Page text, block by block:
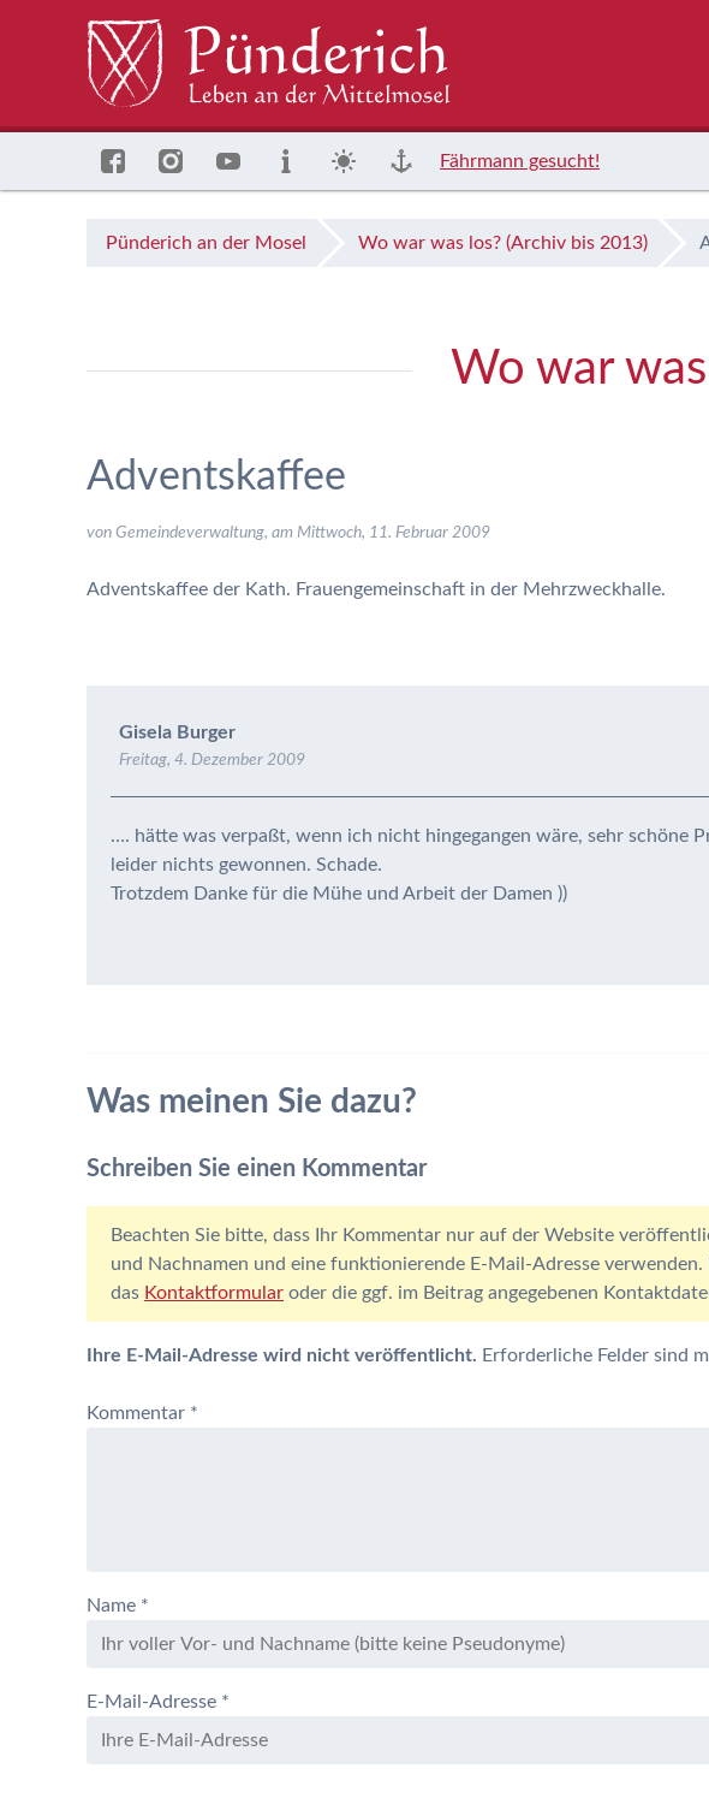
Fährmann gesucht!
Pünderich an der Mosel Wo war was los? (Archiv bis 2013)
Wo war
Adventskaffee
von Gemeindeverwaltung, am Mittwoch, 11. Februar 2009
Adventskaffee der Kath. Frauengemeinschaft in der Mehrzweckhalle.
Gisela Burger
Freitag, 4. Dezember 2009
…. hätte was verpaßt, wenn ich nicht hingegangen wäre, sehr schöne
leider nichts gewonnen. Schade.
Trotzdem Danke für die Mühe und Arbeit der Damen ))
Was meinen Sie dazu?
Schreiben Sie einen Kommentar
Beachten Sie bitte, dass Ihr Kommentar nur auf der Website
und Nachnamen und eine funktionierende E-Mail-Adresse
das Kontaktformular oder die ggf. im Beitrag angegebenen
Ihre E-Mail-Adresse wird nicht veröffentlicht. Erforderliche Felder sind
Kommentar *
Name *
E-Mail-Adresse *